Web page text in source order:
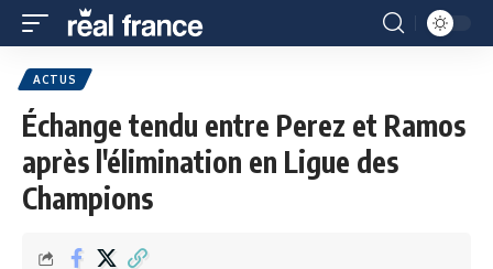
ACTUS
Échange tendu entre Perez et Ramos
après l'élimination en Ligue des
Champions